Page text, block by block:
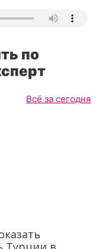
по
Всё за сегодня